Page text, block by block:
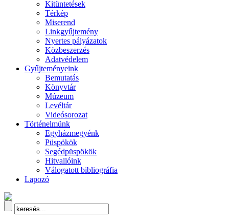
Kitüntetések
Térkép
Miserend
Linkgyűjtemény
Nyertes pályázatok
Közbeszerzés
Adatvédelem
Gyűjteményeink
Bemutatás
Könyvtár
Múzeum
Levéltár
Videósorozat
Történelmünk
Egyházmegyénk
Püspökök
Segédpüspökök
Hitvallóink
Válogatott bibliográfia
Lapozó